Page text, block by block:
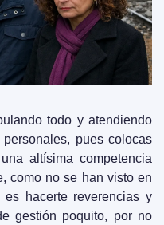
todo y atendiendo
pues colocas
altísima competencia
como no se han visto en
hacerte reverencias y
gestión poquito, por no